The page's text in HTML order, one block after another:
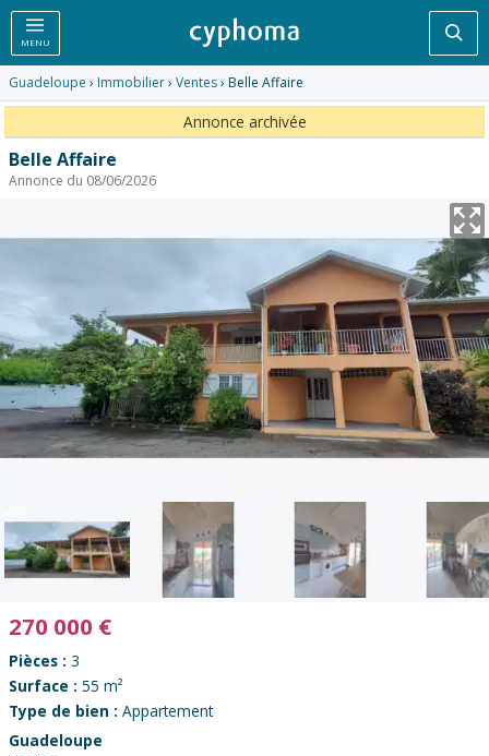
MENU
Guadeloupe › Immobilier› Ventes› Belle Affaire
Annonce archivée
Belle Affaire
Annonce du 08/06/2026
270 000 €
Pièces : 3
Surface : 55 m²
Type de bien : Appartement
Guadeloupe